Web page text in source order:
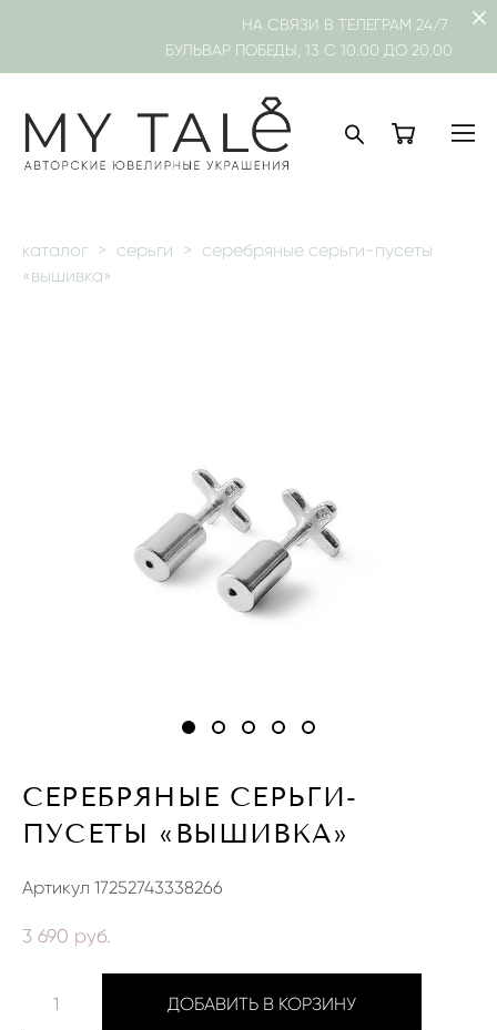
НА СВЯЗИ В ТЕЛЕГРАМ 24/7
БУЛЬВАР ПОБЕДЫ, 13 С 10.00 ДО 20.00
каталог > серьги > серебряные серьги-пусеты
«вышивка»
СЕРЕБРЯНЫЕ СЕРЬГИ-
ПУСЕТЫ «ВЫШИВКА»
Артикул 17252743338266
3 690 pуб.
ДОБАВИТЬ В КОРЗИНУ